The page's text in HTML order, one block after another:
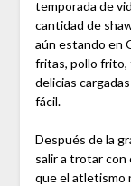
temporada de
cantidad de
aún estando en
fritas, pollo frito,
delicias
fácil.
Después de la
salir a trotar con
que el atletismo